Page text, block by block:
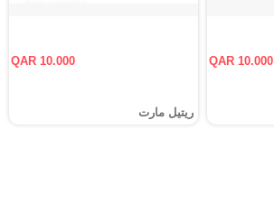
QAR 10.000
QAR 10.000
ريتيل مارت